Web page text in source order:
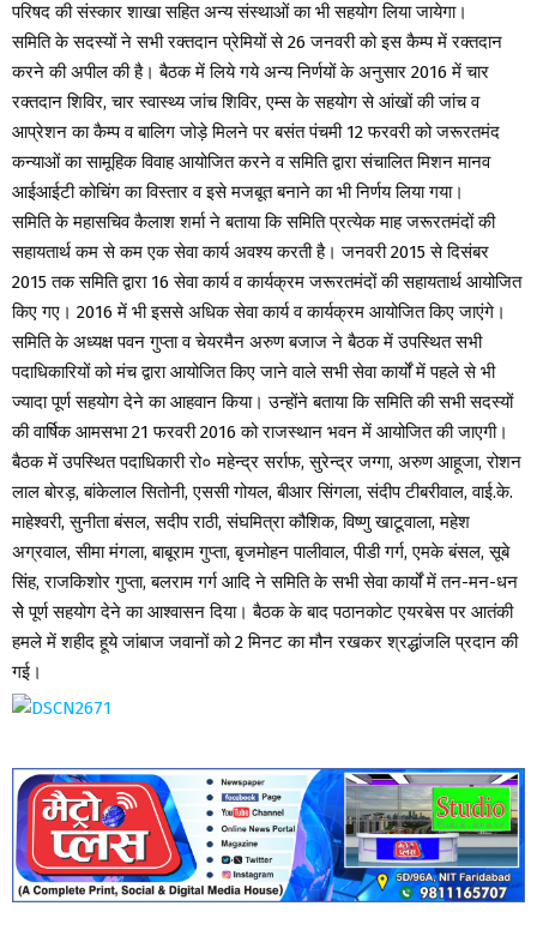
परिषद की संस्कार शाखा सहित अन्य संस्थाओं का भी सहयोग लिया जायेगा।
समिति के सदस्यों ने सभी रक्तदान प्रेमियों से 26 जनवरी को इस कैम्प में रक्तदान
करने की अपील की है। बैठक में लिये गये अन्य निर्णयों के अनुसार 2016 में चार
रक्तदान शिविर, चार स्वास्थ्य जांच शिविर, एम्स के सहयोग से आंखों की जांच व
आप्रेशन का कैम्प व बालिग जोड़े मिलने पर बसंत पंचमी 12 फरवरी को जरूरतमंद
कन्याओं का सामूहिक विवाह आयोजित करने व समिति द्वारा संचालित मिशन मानव
आईआईटी कोचिंग का विस्तार व इसे मजबूत बनाने का भी निर्णय लिया गया।
समिति के महासचिव कैलाश शर्मा ने बताया कि समिति प्रत्येक माह जरूरतमंदों की
सहायतार्थ कम से कम एक सेवा कार्य अवश्य करती है। जनवरी 2015 से दिसंबर
2015 तक समिति द्वारा 16 सेवा कार्य व कार्यक्रम जरूरतमंदों की सहायतार्थ आयोजित
किए गए। 2016 में भी इससे अधिक सेवा कार्य व कार्यक्रम आयोजित किए जाएंगे।
समिति के अध्यक्ष पवन गुप्ता व चेयरमैन अरुण बजाज ने बैठक में उपस्थित सभी
पदाधिकारियों को मंच द्वारा आयोजित किए जाने वाले सभी सेवा कार्यों में पहले से भी
ज्यादा पूर्ण सहयोग देने का आहवान किया। उन्होंने बताया कि समिति की सभी सदस्यों
की वार्षिक आमसभा 21 फरवरी 2016 को राजस्थान भवन में आयोजित की जाएगी।
बैठक में उपस्थित पदाधिकारी रो० महेन्द्र सर्राफ, सुरेन्द्र जग्गा, अरुण आहूजा, रोशन
लाल बोरड़, बांकेलाल सितोनी, एससी गोयल, बीआर सिंगला, संदीप टीबरीवाल, वाई.के.
माहेश्वरी, सुनीता बंसल, सदीप राठी, संघमित्रा कौशिक, विष्णु खाटूवाला, महेश
अग्रवाल, सीमा मंगला, बाबूराम गुप्ता, बृजमोहन पालीवाल, पीडी गर्ग, एमके बंसल, सूबे
सिंह, राजकिशोर गुप्ता, बलराम गर्ग आदि ने समिति के सभी सेवा कार्यों में तन-मन-धन
सेे पूर्ण सहयोग देने का आश्वासन दिया। बैठक के बाद पठानकोट एयरबेस पर आतंकी
हमले में शहीद हूये जांबाज जवानों को 2 मिनट का मौन रखकर श्रद्धांजलि प्रदान की
गई।